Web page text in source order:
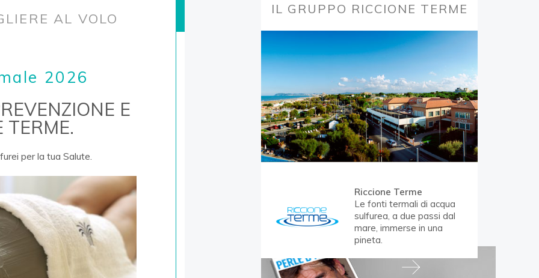
AL VOLO
2026
E
TERME.
per la tua Salute.
Stagione Termale 2026
OSTEOPOROSI? PREVENZIONE E
CURA ALLE TERME.
Acque e Fanghi Termali Sulfurei per la tua Salute. Acque e
IL GRUPPO RICCIONE TERME
nei
e
Riccione Terme
Le fonti termali di acqua
sulfurea, a due passi dal
mare, immerse in una
pineta.